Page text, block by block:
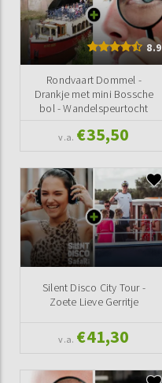
8.9
Rondvaart Dommel -
Drankje met mini Bossche
bol - Wandelspeurtocht
v.a. €35,50
Silent Disco City Tour -
Zoete Lieve Gerritje
v.a. €41,30